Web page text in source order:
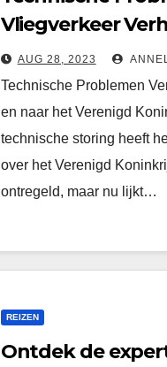
Vliegverkeer
Vluchten
AUG 28, 2023
Technische Problemen
en naar het Verenigd
technische storing heeft
over het Verenigd
ontregeld, maar nu lijkt…
REIZEN
Ontdek de